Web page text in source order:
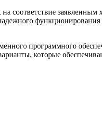
заявленным
программного
которые